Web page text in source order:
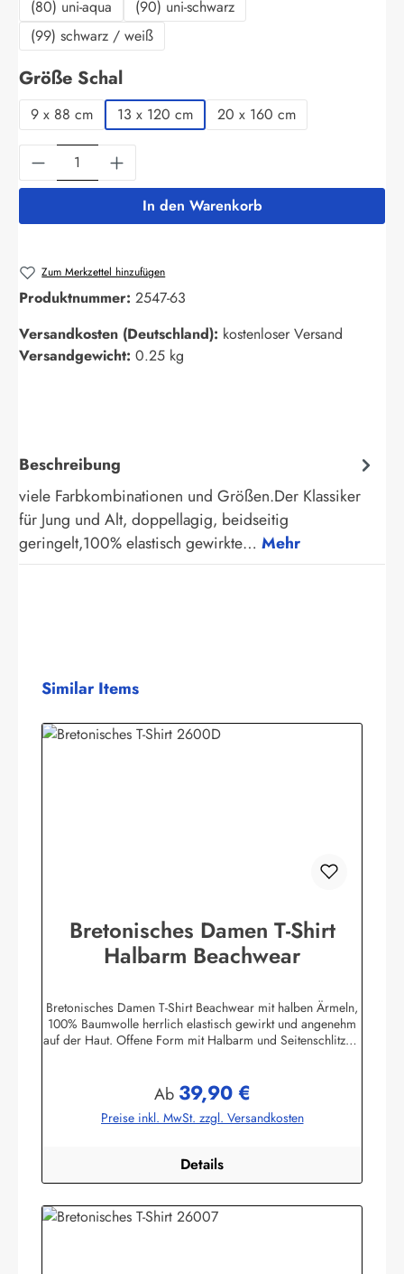
(80) uni-aqua
(90) uni-schwarz
(99) schwarz / weiß
Größe Schalauswählen
9 x 88 cm 13 x 120 cm 20 x 160 cm
Produkt Anzahl: Gib den gewünschten
In den Warenkorb
Zum Merkzettel hinzufügen
Produktnummer: 2547-63
Versandkosten (Deutschland): kostenloser Versand
Versandgewicht: 0.25 kg
Beschreibung
viele Farbkombinationen und Größen.Der Klassiker
für Jung und Alt, doppellagig, beidseitig
geringelt,100% elastisch gewirkte… Mehr
Produktgalerie überspringen
Similar Items
Bretonisches Damen T-Shirt
Halbarm Beachwear
Bretonisches Damen T-Shirt Beachwear mit halben Ärmeln,
100% Baumwolle herrlich elastisch gewirkt und angenehm
auf der Haut. Offene Form mit Halbarm und Seitenschlitzen.
GmbHHeglitzer Str. 1226409 Wittmundinfo@modas-
bekleidung.de
Regulärer Preis:
Ab 39,90 €
Preise inkl. MwSt. zzgl. Versandkosten
Details